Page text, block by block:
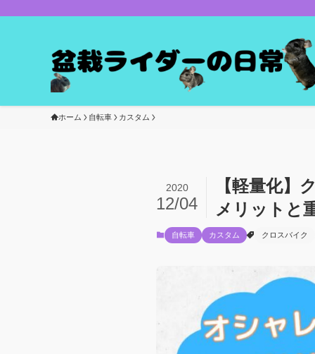
ホーム 自転車 カスタム
【軽量化
メリットと
2020
12/04
自転車 カスタム クロスバイク